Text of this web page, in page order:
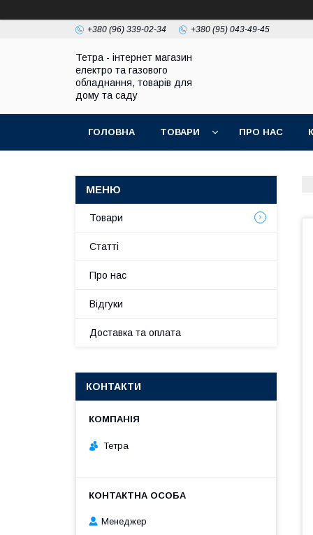
+380 (96) 339-02-34 +380 (95) 043-49-45
Тетра - інтернет магазин
електро та газового
обладнання, товарів для
дому та саду
ГОЛОВНА ТОВАРИ ПРО НАС
Товари
Статті
Про нас
Відгуки
Доставка та оплата
КОНТАКТИ
Тетра
Менеджер